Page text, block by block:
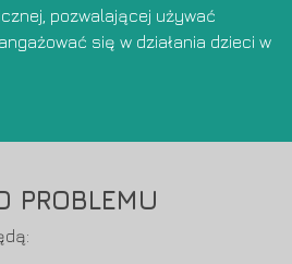
pozwalającej używać
się w działania dzieci w
PROBLEMU